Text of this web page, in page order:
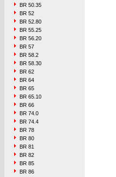
BR 50.35
BR 52
BR 52.80
BR 55.25
BR 56.20
BR 57
BR 58.2
BR 58.30
BR 62
BR 64
BR 65
BR 65.10
BR 66
BR 74.0
BR 74.4
BR 78
BR 80
BR 81
BR 82
BR 85
BR 86